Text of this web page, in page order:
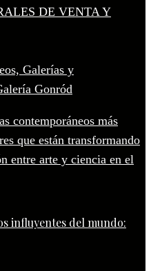
DE VENTA Y
Galerías y
Gonród
influyentes del mundo: